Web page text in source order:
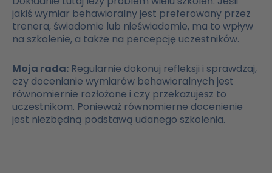
jakiś wymiar behawioralny jest preferowany przez
trenera, świadomie lub nieświadomie, ma to wpływ
na szkolenie, a także na percepcję uczestników.
Moja rada: Regularnie dokonuj refleksji i sprawdzaj,
czy docenianie wymiarów behawioralnych jest
równomiernie rozłożone i czy przekazujesz to
uczestnikom. Ponieważ równomierne docenienie
jest niezbędną podstawą udanego szkolenia.